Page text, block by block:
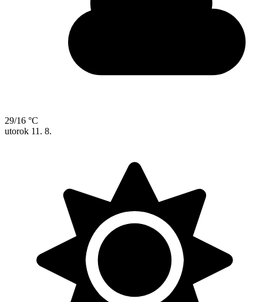
29/16 °C
utorok 11. 8.